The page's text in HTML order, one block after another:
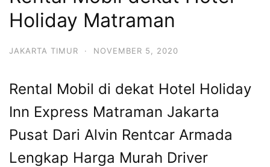
Holiday Matraman
JAKARTA TIMUR · NOVEMBER 5, 2020
Rental Mobil di dekat Hotel Holiday
Inn Express Matraman Jakarta
Pusat Dari Alvin Rentcar Armada
Lengkap Harga Murah Driver